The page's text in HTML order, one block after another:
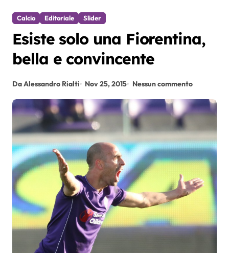
Calcio Editoriale Slider
Esiste solo una Fiorentina,
bella e convincente
Da Alessandro Rialti Nov 25, 2015 Nessun commento